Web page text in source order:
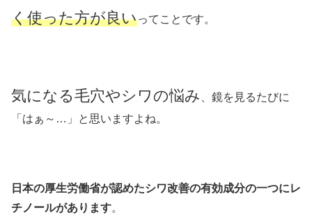
く使った方が良いってことです。
気になる毛穴やシワの悩み
、鏡を見るたびに
「はぁ～…」と思いますよね。
日本の厚生労働省が認めたシワ改善の有効成分の一つにレ
チノールがあります。